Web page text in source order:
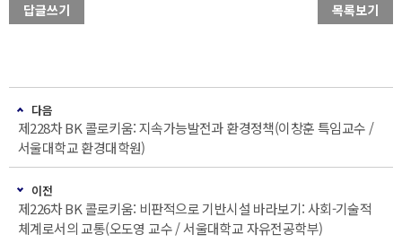
답글쓰기 목록보기
다음
제228차 BK 콜로키움: 지속가능발전과 환경정책(이창훈 특임교수 /
서울대학교 환경대학원)
이전
제226차 BK 콜로키움: 비판적으로 기반시설 바라보기: 사회-기술적
체계로서의 교통(오도영 교수 / 서울대학교 자유전공학부)